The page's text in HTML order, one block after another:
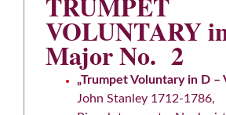
VOLUNTARY
Major No. 2
„Trumpet Voluntary in D –
John Stanley 1712-1786,